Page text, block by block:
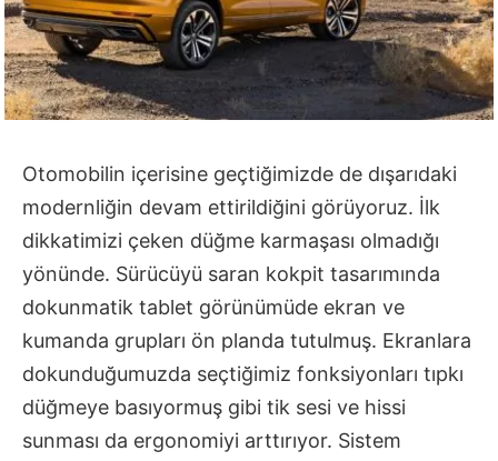
Otomobilin içerisine geçtiğimizde de dışarıdaki
modernliğin devam ettirildiğini görüyoruz. İlk
dikkatimizi çeken düğme karmaşası olmadığı
yönünde. Sürücüyü saran kokpit tasarımında
dokunmatik tablet görünümüde ekran ve
kumanda grupları ön planda tutulmuş. Ekranlara
dokunduğumuzda seçtiğimiz fonksiyonları tıpkı
düğmeye basıyormuş gibi tik sesi ve hissi
sunması da ergonomiyi arttırıyor. Sistem